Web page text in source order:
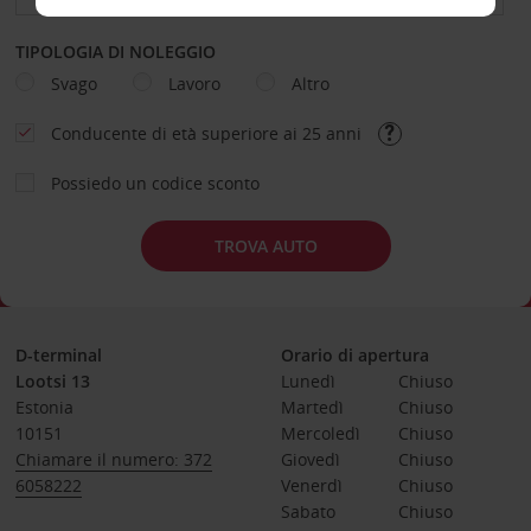
TIPOLOGIA DI NOLEGGIO
Svago
Lavoro Altro
Conducente di età superiore ai 25 anni
Possiedo un codice sconto
TROVA AUTO
D-terminal
Lootsi 13
Estonia
10151
Chiamare il numero: 372
6058222
Orario di apertura
Lunedì
Chiuso
Martedì
Chiuso
Mercoledì
Chiuso
Giovedì
Chiuso
Venerdì
Chiuso
Sabato
Chiuso